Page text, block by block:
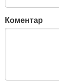
Коментар